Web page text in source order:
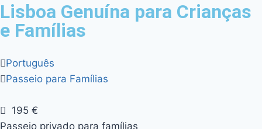
Lisboa Genuína para Crianças
e Famílias
Português
Passeio para Famílias
195 €
Passeio privado para famílias